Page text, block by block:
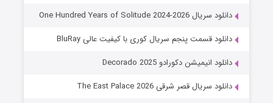
جادوگری در مغولستان
دانلود سریال One Hundred Years of Solitude 2024-2026
دانلود قسمت پنجم سریال کوری با کیفیت عالی BluRay
دانلود انیمیشن دکورادو Decorado 2025
دانلود سریال قصر شرقی The East Palace 2026